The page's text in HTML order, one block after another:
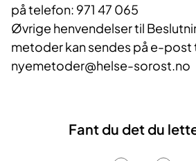
på telefon: 971 47 065
Øvrige henvendelser til
metoder kan sendes på e-post
nyemetoder@helse-sorost.no
Fant du det du